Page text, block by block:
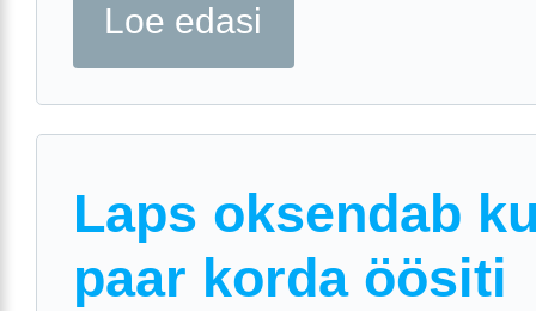
Loe edasi
Laps oksendab
paar korda öösiti